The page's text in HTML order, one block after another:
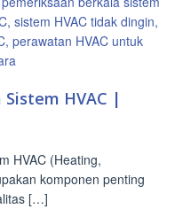
HVAC |
HVAC (Heating,
komponen penting
[…]